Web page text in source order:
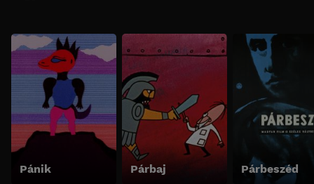
Pánik Párbaj Párbeszéd